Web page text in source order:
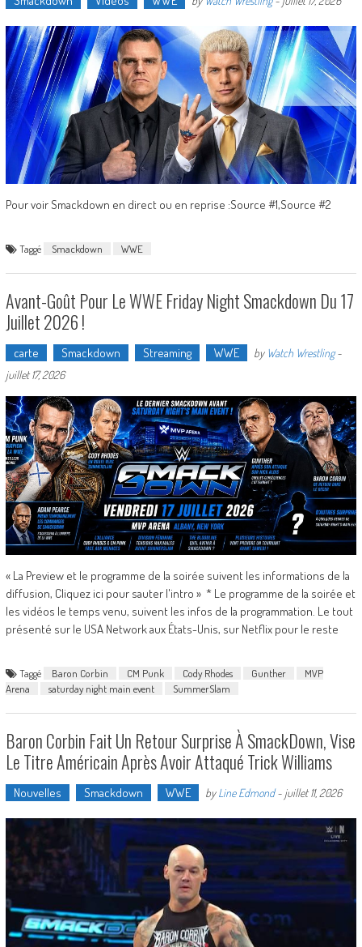
Pour voir Smackdown en direct ou en reprise :Source #1,Source #2
Taggé Smackdown WWE
Avant-Goût Pour Le WWE Friday Night Smackdown Du 17
Juillet 2026 !
carte Smackdown Streaming WWE by Watch Wrestling-
juillet 17, 2026
« La Preview et le programme de la soirée suivent les informations de la
diffusion, Cliquez ici pour sauter l'intro » * Le programme de la soirée et
les vidéos le temps venu, suivent les infos de la programmation. Le tout
présenté sur le USA Network aux États-Unis, sur Netflix pour le reste
Taggé Baron Corbin CM Punk Cody Rhodes Gunther
MVP
Arena
saturday night main event SummerSlam
Baron Corbin Fait Un Retour Surprise À SmackDown, Vise
Le Titre Américain Après Avoir Attaqué Trick Williams
Nouvelles Smackdown WWE byLine Edmond- juillet 11, 2026